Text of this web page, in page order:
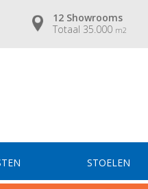
12 Showrooms
Totaal 35.000 m2
STOELEN